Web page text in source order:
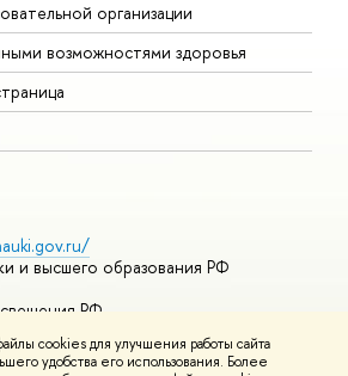
cookies для улучшения работы сайта
удобства его использования. Более
организации
возможностями здоровья
и высшего образования РФ
РФ
mooc
онлайн-курсы